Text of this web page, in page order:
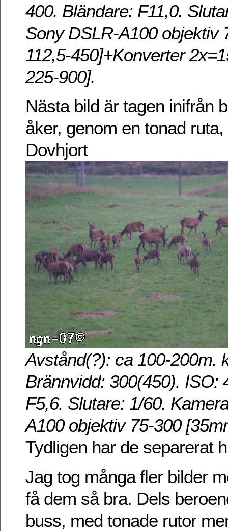
400. Bländare: F11,0.
Sony DSLR-A100 objektiv
112,5-450]+Konverter
225-900].
Nästa bild är tagen inifrån
åker, genom en tonad
Dovhjort
Avstånd(?): ca 100-200m.
Brännvidd: 300(450). ISO:
F5,6. Slutare: 1/60.
A100 objektiv 75-300
Tydligen har de separerat
Jag tog många fler bilder
få dem så bra. Dels
buss, med tonade rutor